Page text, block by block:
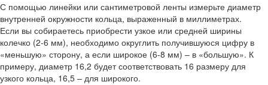
С помощью линейки или сантиметровой ленты измерьте диаметр
внутренней окружности кольца, выраженный в миллиметрах.
Если вы собираетесь приобрести узкое или средней ширины
колечко (2-6 мм), необходимо округлить получившуюся цифру в
«меньшую» сторону, а если широкое (6-8 мм) – в «большую». К
примеру, диаметр 16,2 будет соответствовать 16 размеру для
узкого кольца, 16,5 – для широкого.